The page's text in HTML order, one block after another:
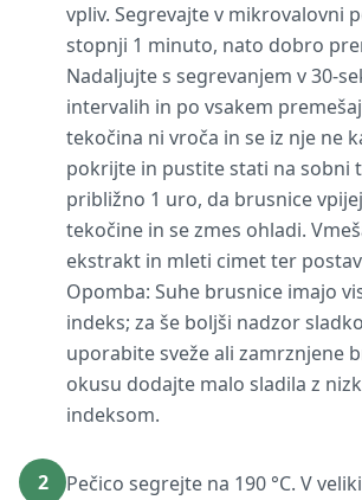
vpliv. Segrevajte v mikrovalovni
stopnji 1 minuto, nato dobro
Nadaljujte s segrevanjem v 30-
intervalih in po vsakem
tekočina ni vroča in se iz nje ne
pokrijte in pustite stati na sobni
približno 1 uro, da brusnice
tekočine in se zmes ohladi.
ekstrakt in mleti cimet ter
Opomba: Suhe brusnice imajo
indeks; za še boljši nadzor
uporabite sveže ali zamrznjene
okusu dodajte malo sladila z
indeksom.
2
Pečico segrejte na 190 °C. V